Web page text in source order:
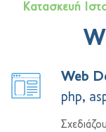
Κατασκευή
Web
php,